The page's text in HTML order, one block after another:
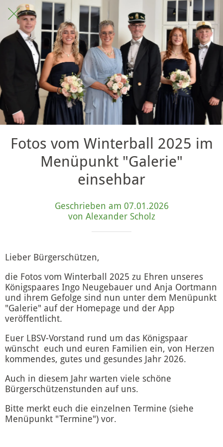
Fotos vom Winterball 2025 im
Menüpunkt "Galerie"
einsehbar
Geschrieben am 07.01.2026
von Alexander Scholz
Lieber Bürgerschützen,
die Fotos vom Winterball 2025 zu Ehren unseres
Königspaares Ingo Neugebauer und Anja Oortmann
und ihrem Gefolge sind nun unter dem Menüpunkt
"Galerie" auf der Homepage und der App
veröffentlicht.
Euer LBSV-Vorstand rund um das Königspaar
wünscht euch und euren Familien ein, von Herzen
kommendes, gutes und gesundes Jahr 2026.
Auch in diesem Jahr warten viele schöne
Bürgerschützenstunden auf uns.
Bitte merkt euch die einzelnen Termine (siehe
Menüpunkt "Termine") vor.